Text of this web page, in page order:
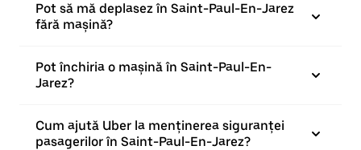
Pot să mă deplasez în Saint-Paul-En-Jarez
fără mașină?
Pot închiria o mașină în Saint-Paul-En-
Jarez?
Cum ajută Uber la menținerea siguranței
pasagerilor în Saint-Paul-En-Jarez?